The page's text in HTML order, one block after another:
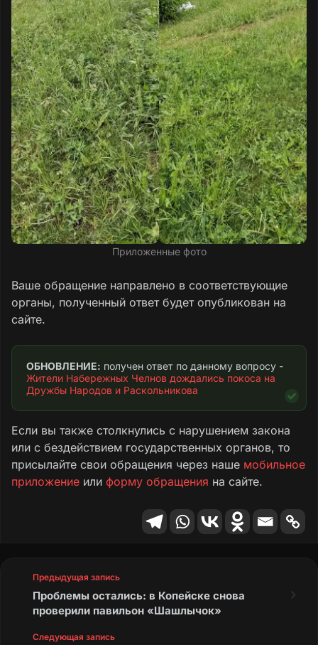
Приложенные фото
Ваше обращение направлено в соответствующие
органы, полученный ответ будет опубликован на
сайте.
ОБНОВЛЕНИЕ:
Жители Набережных Челнов дождались покоса на
Дружбы Народов и Раскольникова
Если вы также столкнулись с нарушением закона
или с бездействием государственных органов, то
присылайте свои обращения через наше мобильное
приложение или форму обращения на сайте.
Предыдущая запись
Проблемы остались: в Копейске снова
проверили павильон «Шашлычок»
Следующая запись